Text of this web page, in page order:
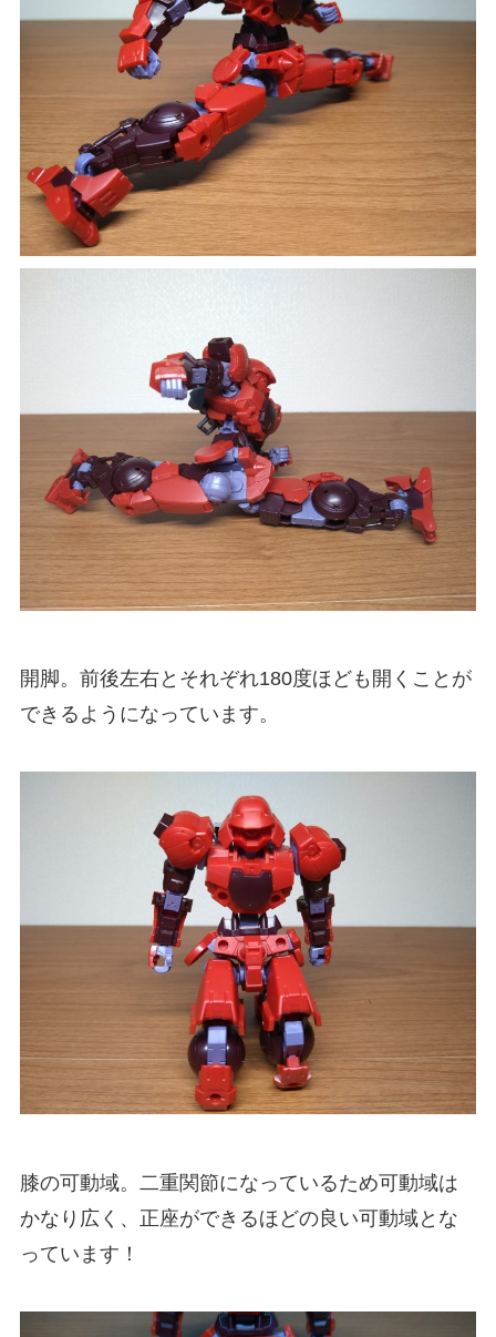
開脚。前後左右とそれぞれ180度ほども開くことが
できるようになっています。
膝の可動域。二重関節になっているため可動域は
かなり広く、正座ができるほどの良い可動域とな
っています！